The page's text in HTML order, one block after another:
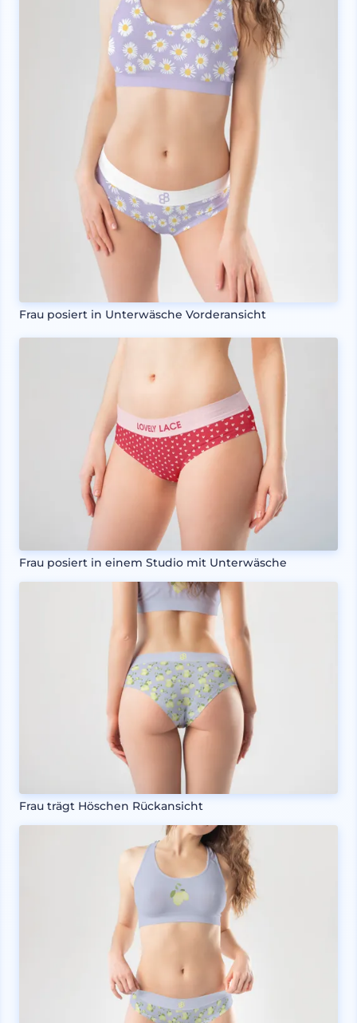
Frau posiert in Unterwäsche Vorderansicht
Frau posiert in einem Studio mit Unterwäsche
Frau trägt Höschen Rückansicht